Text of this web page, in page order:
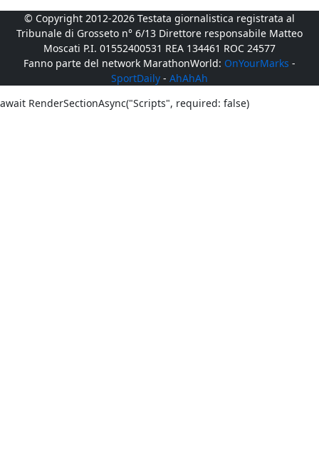
© Copyright 2012-2026 Testata giornalistica registrata al
Tribunale di Grosseto n° 6/13 Direttore responsabile Matteo
Moscati P.I. 01552400531 REA 134461 ROC 24577
Fanno parte del network MarathonWorld: OnYourMarks -
SportDaily - AhAhAh
await RenderSectionAsync("Scripts", required: false)